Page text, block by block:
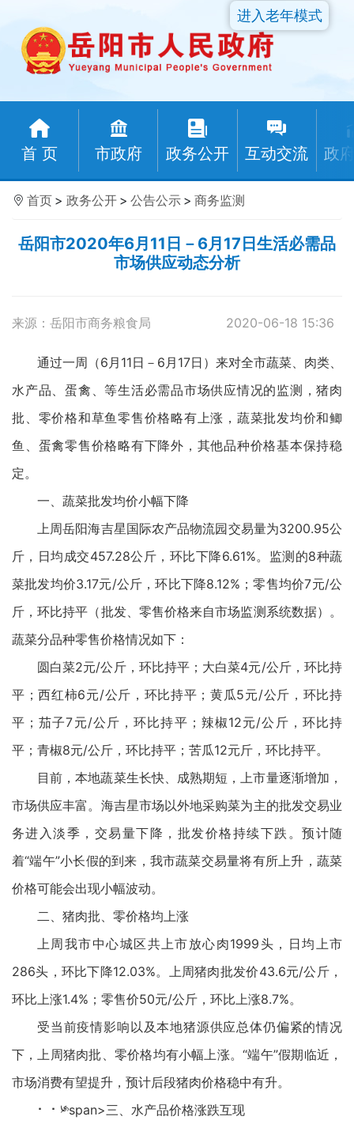
首 页 市政府 政务公开 互动交流 政
进入老年模式
首页 > 政务公开 > 公告公示 > 商务监测
岳阳市2020年6月11日－6月17日生活必需品
市场供应动态分析
来源：岳阳市商务粮食局 2020-06-18 15:36
通过一周（6月11日－6月17日）来对全市蔬菜、肉类、
水产品、蛋禽、等生活必需品市场供应情况的监测，猪肉
批、零价格和草鱼零售价格略有上涨，蔬菜批发均价和鲫
鱼、蛋禽零售价格略有下降外，其他品种价格基本保持稳
定。
一、蔬菜批发均价小幅下降
上周岳阳海吉星国际农产品物流园交易量为3200.95公
斤，日均成交457.28公斤，环比下降6.61%。监测的8种蔬
菜批发均价3.17元/公斤，环比下降8.12%；零售均价7元/公
斤，环比持平（批发、零售价格来自市场监测系统数据）。
蔬菜分品种零售价格情况如下：
圆白菜2元/公斤，环比持平；大白菜4元/公斤，环比持
平；西红柿6元/公斤，环比持平；黄瓜5元/公斤，环比持
平；茄子7元/公斤，环比持平；辣椒12元/公斤，环比持
平；青椒8元/公斤，环比持平；苦瓜12元斤，环比持平。
目前，本地蔬菜生长快、成熟期短，上市量逐渐增加，
市场供应丰富。海吉星市场以外地采购菜为主的批发交易业
务进入淡季，交易量下降，批发价格持续下跌。预计随
着“端午”小长假的到来，我市蔬菜交易量将有所上升，蔬菜
价格可能会出现小幅波动。
二、猪肉批、零价格均上涨
上周我市中心城区共上市放心肉1999头，日均上市
286头，环比下降12.03%。上周猪肉批发价43.6元/公斤，
环比上涨1.4%；零售价50元/公斤，环比上涨8.7%。
受当前疫情影响以及本地猪源供应总体仍偏紧的情况
下，上周猪肉批、零价格均有小幅上涨。“端午”假期临近，
市场消费有望提升，预计后段猪肉价格稳中有升。
⠂ ⠂༯span>三、水产品价格涨跌互现